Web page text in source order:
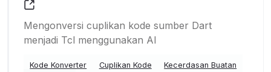
Mengonversi cuplikan kode sumber Dart
menjadi Tcl menggunakan AI
Kode Konverter Cuplikan Kode
Kecerdasan Buatan